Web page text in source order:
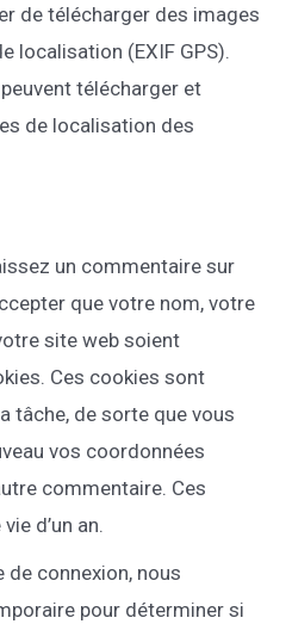
de télécharger des images
localisation (EXIF GPS).
télécharger et
de localisation des
un commentaire sur
que votre nom, votre
site web soient
Ces cookies sont
tâche, de sorte que vous
vos coordonnées
commentaire. Ces
d’un an.
de connexion, nous
pour déterminer si